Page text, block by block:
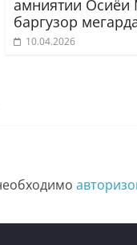
амниятии Осиёи
баргузор
10.04.2026